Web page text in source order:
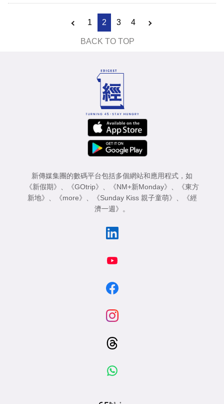
1 2 3 4
BACK TO TOP
新傳媒集團的數碼平台包括多個網站和應用程式，如
《新假期》 、 《GOtrip》 、 《NM+新Monday》 、
《東方
新地》 、 《more》 、 《Sunday Kiss 親子童萌》 、
《經
濟一週》 。